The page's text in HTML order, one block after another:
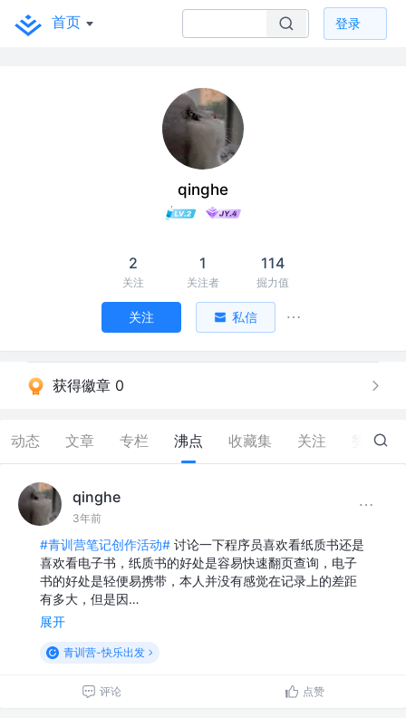
首页 登录
qinghe
2
关注
1
关注者
114
掘力值
关注 私信
获得徽章 0
动态 文章 专栏 沸点 收藏集 关注 13
qinghe
3年前
#青训营笔记创作活动# 讨论一下程序员喜欢看纸质书还是
喜欢看电子书，纸质书的好处是容易快速翻页查询，电子
书的好处是轻便易携带，本人并没有感觉在记录上的差距
有多大，但是因…
展开
青训营-快乐出发
评论 点赞